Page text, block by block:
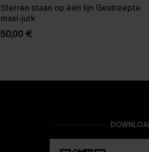
Sterren staan op één lijn Gestreepte
maxi-jurk
50,00 €